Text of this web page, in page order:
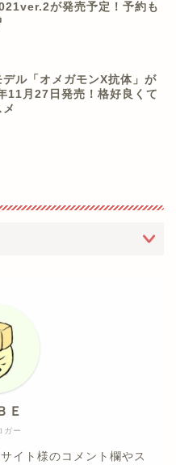
が発売予定！予約も
デル「オメガモンX抗体」が
11月27日発売！格好良くて
ガー
Ｅ
イト様のコメント欄やス